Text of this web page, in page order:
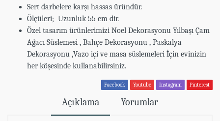
Sert darbelere karşı hassas üründür.
Ölçüleri; Uzunluk 55 cm dir.
Özel tasarım ürünlerimizi Noel Dekorasyonu Yılbaşı Çam
Ağacı Süslemesi , Bahçe Dekorasyonu , Paskalya
Dekorasyonu ,Vazo içi ve masa süslemeleri İçin evinizin
her köşesinde kullanabilirsiniz.
Facebook Youtube Instagram Pinterest
Açıklama Yorumlar